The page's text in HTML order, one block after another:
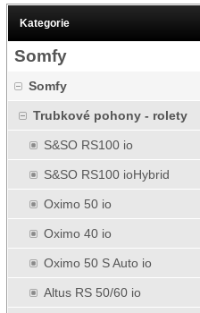
Kategorie
Somfy
Somfy
Trubkové pohony - rolety
S&SO RS100 io
S&SO RS100 ioHybrid
Oximo 50 io
Oximo 40 io
Oximo 50 S Auto io
Altus RS 50/60 io